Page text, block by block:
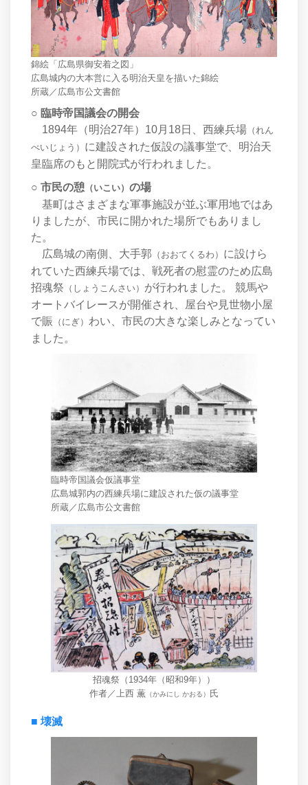
錦絵「広島県御安着之図」
広島城内の大本営に入る明治天皇を描いた錦絵
所蔵／広島市公文書館
○ 臨時帝国議会の開会
1894年（明治27年）10月18日、西練兵場 （れん
ぺいじょう） に建設された仮設の議事堂で、明治天
皇臨席のもと開院式が行われました。
○ 市民の憩 （いこい） の場
基町はさまざまな軍事施設が並ぶ軍用地ではあ
りましたが、市民に開かれた場所でもありまし
た。
広島城の南側、大手郭 （おおてくるわ） に設けら
れていた西練兵場では、戦死者の慰霊のため広島
招魂祭 （しょうこんさい） が行われました。 競馬や
オートバイレースが開催され、屋台や見世物小屋
で賑 （にぎ） わい、市民の大きな楽しみとなってい
ました。
臨時帝国議会仮議事堂
広島城郭内の西練兵場に建設された仮の議事堂
所蔵／広島市公文書館
招魂祭（1934年（昭和9年））
作者／上西 薫 （かみにし かおる） 氏
■ 壊滅